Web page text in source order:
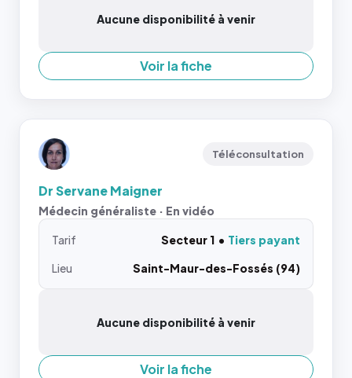
Aucune disponibilité à venir
Voir la fiche
Téléconsultation
Dr Servane Maigner
Médecin généraliste · En vidéo
Tarif Secteur 1
Tiers payant
Lieu
Saint-Maur-des-Fossés (94)
Aucune disponibilité à venir
Voir la fiche